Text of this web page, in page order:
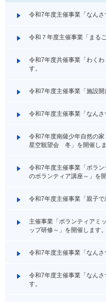
令和7年度主催事業「なんさ
令和７年度主催事業「まる
令和7年度共催事業「わく
す。
令和7年度主催事業「施設開
令和7年度主催事業「なんさ
令和7年度南薩少年自然の
星空観望会 冬」を開催しま
令和7年度主催事業「ボラ
のボランティア講座～」を
令和7年度主催事業「親子で
主催事業「ボランティアミ
ップ研修～」を開催します。
令和7年度主催事業「なんさ
令和7年度主催事業「なん
す。